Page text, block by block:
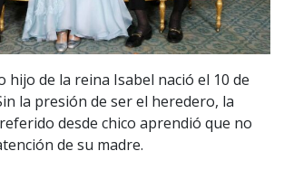
hijo de la reina Isabel nació el 10 de
la presión de ser el heredero, la
desde chico aprendió que no
de su madre.